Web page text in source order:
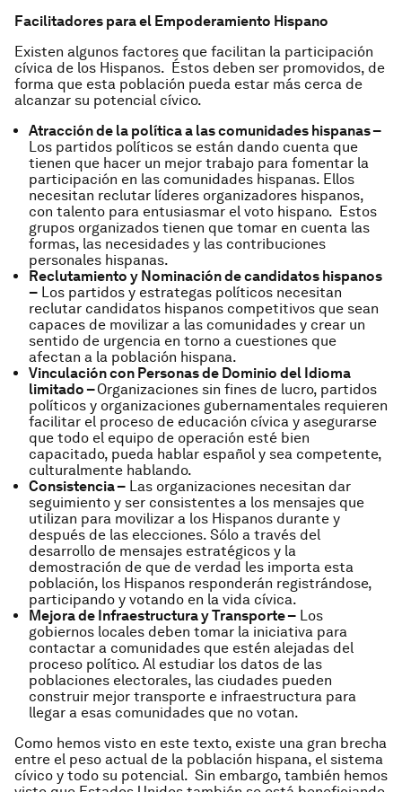
Facilitadores para el Empoderamiento Hispano
Existen algunos factores que facilitan la participación
cívica de los Hispanos. Éstos deben ser promovidos, de
forma que esta población pueda estar más cerca de
alcanzar su potencial cívico.
Atracción de la política a las comunidades hispanas –
Los partidos políticos se están dando cuenta que
tienen que hacer un mejor trabajo para fomentar la
participación en las comunidades hispanas. Ellos
necesitan reclutar líderes organizadores hispanos,
con talento para entusiasmar el voto hispano. Estos
grupos organizados tienen que tomar en cuenta las
formas, las necesidades y las contribuciones
personales hispanas.
Reclutamiento y Nominación de candidatos hispanos
– Los partidos y estrategas políticos necesitan
reclutar candidatos hispanos competitivos que sean
capaces de movilizar a las comunidades y crear un
sentido de urgencia en torno a cuestiones que
afectan a la población hispana.
Vinculación con Personas de Dominio del Idioma
limitado –Organizaciones sin fines de lucro, partidos
políticos y organizaciones gubernamentales requieren
facilitar el proceso de educación cívica y asegurarse
que todo el equipo de operación esté bien
capacitado, pueda hablar español y sea competente,
culturalmente hablando.
Consistencia – Las organizaciones necesitan dar
seguimiento y ser consistentes a los mensajes que
utilizan para movilizar a los Hispanos durante y
después de las elecciones. Sólo a través del
desarrollo de mensajes estratégicos y la
demostración de que de verdad les importa esta
población, los Hispanos responderán registrándose,
participando y votando en la vida cívica.
Mejora de Infraestructura y Transporte – Los
gobiernos locales deben tomar la iniciativa para
contactar a comunidades que estén alejadas del
proceso político. Al estudiar los datos de las
poblaciones electorales, las ciudades pueden
construir mejor transporte e infraestructura para
llegar a esas comunidades que no votan.
Como hemos visto en este texto, existe una gran brecha
entre el peso actual de la población hispana, el sistema
cívico y todo su potencial. Sin embargo, también hemos